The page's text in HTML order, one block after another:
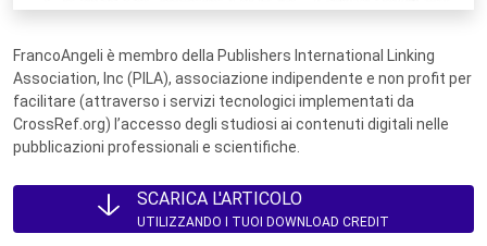
FrancoAngeli è membro della Publishers International Linking
Association, Inc (PILA), associazione indipendente e non profit per
facilitare (attraverso i servizi tecnologici implementati da
CrossRef.org) l’accesso degli studiosi ai contenuti digitali nelle
pubblicazioni professionali e scientifiche.
SCARICA L'ARTICOLO
UTILIZZANDO I TUOI DOWNLOAD CREDIT